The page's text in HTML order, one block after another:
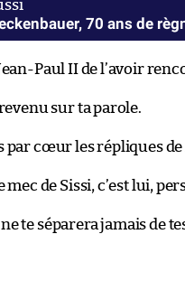
70 ans de
Paul II de l’avoir
sur ta parole.
par cœur les répliques de
de Sissi, c’est lui,
te séparera jamais de